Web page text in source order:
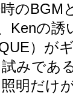
のBGM
Kenの
）が
みである
明だけ